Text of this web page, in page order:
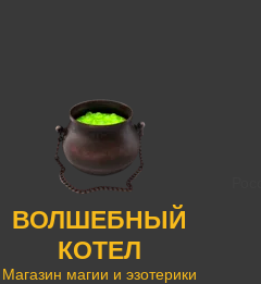
ВОЛШЕБНЫЙ
КОТЕЛ
Магазин магии и эзотерики